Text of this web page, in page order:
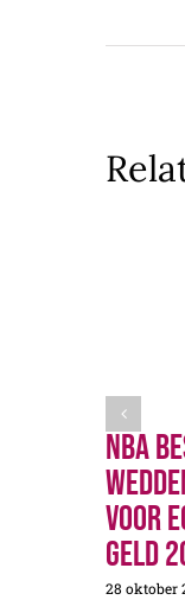
Nba
Voor
Geld
28 oktober